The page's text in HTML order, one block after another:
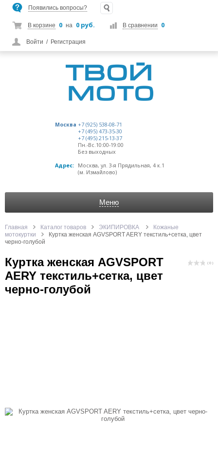
Появились вопросы?
В корзине 0 на 0 руб. В сравнении 0
Войти / Регистрация
Москва +7 (925) 538-08-71
+7 (495) 473-35-30
+7 (495) 215-13-37
Пн.-Вс.10:00-19:00
Без выходных
Адрес:
Москва, ул. 3-я Прядильная, 4 к.1
(м. Измайлово)
Меню
Главная Каталог товаров ЭКИПИРОВКА
Кожаные
мотокуртки
Куртка женская AGVSPORT AERY текстиль+сетка, цвет
черно-голубой
Куртка женская AGVSPORT
AERY текстиль+сетка, цвет
черно-голубой
( 0 )